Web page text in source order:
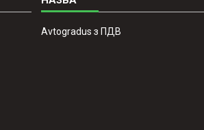
Avtogradus з ПДВ